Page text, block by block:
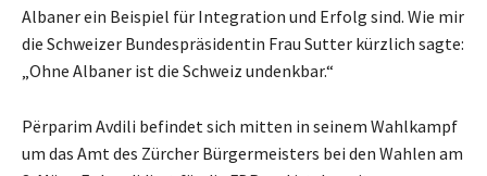
Albaner ein Beispiel für Integration und Erfolg sind. Wie mir
die Schweizer Bundespräsidentin Frau Sutter kürzlich sagte:
„Ohne Albaner ist die Schweiz undenkbar.“
Përparim Avdili befindet sich mitten in seinem Wahlkampf
um das Amt des Zürcher Bürgermeisters bei den Wahlen am